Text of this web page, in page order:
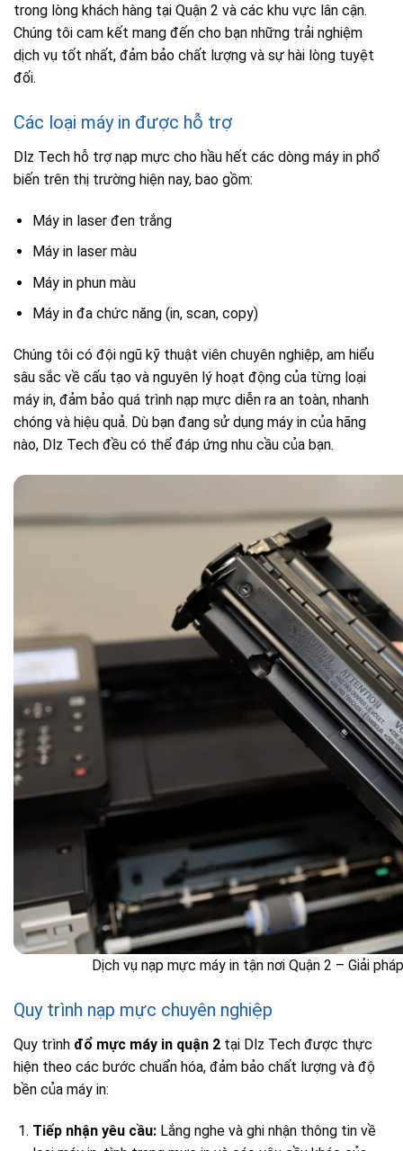
trong lòng khách hàng tại Quận 2 và các khu vực lân cận.
Chúng tôi cam kết mang đến cho bạn những trải nghiệm
dịch vụ tốt nhất, đảm bảo chất lượng và sự hài lòng tuyệt
đối.
Các loại máy in được hỗ trợ
Dlz Tech hỗ trợ nạp mực cho hầu hết các dòng máy in phổ
biến trên thị trường hiện nay, bao gồm:
Máy in laser đen trắng
Máy in laser màu
Máy in phun màu
Máy in đa chức năng (in, scan, copy)
Chúng tôi có đội ngũ kỹ thuật viên chuyên nghiệp, am hiểu
sâu sắc về cấu tạo và nguyên lý hoạt động của từng loại
máy in, đảm bảo quá trình nạp mực diễn ra an toàn, nhanh
chóng và hiệu quả. Dù bạn đang sử dụng máy in của hãng
nào, Dlz Tech đều có thể đáp ứng nhu cầu của bạn.
Dịch vụ nạp mực máy in tận nơi Quận 2 – Giải
Quy trình nạp mực chuyên nghiệp
Quy trình đổ mực máy in quận 2 tại Dlz Tech được thực
hiện theo các bước chuẩn hóa, đảm bảo chất lượng và độ
bền của máy in:
Tiếp nhận yêu cầu:Lắng nghe và ghi nhận thông tin về